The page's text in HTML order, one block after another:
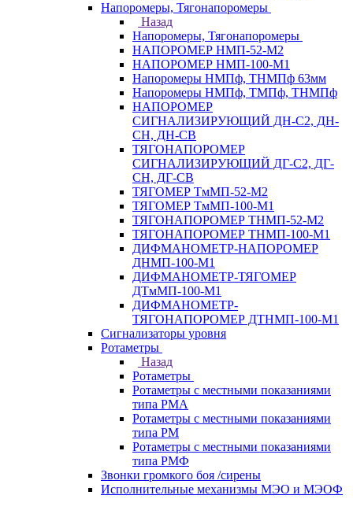
Напоромеры, Тягонапоромеры
Назад
Напоромеры, Тягонапоромеры
НАПОРОМЕР НМП-52-М2
НАПОРОМЕР НМП-100-М1
Напоромеры НМПф, ТНМПф 63мм
Напоромеры НМПф, ТМПф, ТНМПф
НАПОРОМЕР
СИГНАЛИЗИРУЮЩИЙ ДН-С2, ДН-
СН, ДН-СВ
ТЯГОНАПОРОМЕР
СИГНАЛИЗИРУЮЩИЙ ДГ-С2, ДГ-
СН, ДГ-СВ
ТЯГОМЕР ТмМП-52-М2
ТЯГОМЕР ТмМП-100-М1
ТЯГОНАПОРОМЕР ТНМП-52-М2
ТЯГОНАПОРОМЕР ТНМП-100-М1
ДИФМАНОМЕТР-НАПОРОМЕР
ДНМП-100-М1
ДИФМАНОМЕТР-ТЯГОМЕР
ДТмМП-100-М1
ДИФМАНОМЕТР-
ТЯГОНАПОРОМЕР ДТНМП-100-М1
Сигнализаторы уровня
Ротаметры
Назад
Ротаметры
Ротаметры с местными показаниями
типа РМА
Ротаметры с местными показаниями
типа РМ
Ротаметры с местными показаниями
типа РМФ
Звонки громкого боя /сирены
Исполнительные механизмы МЭО и МЭОФ